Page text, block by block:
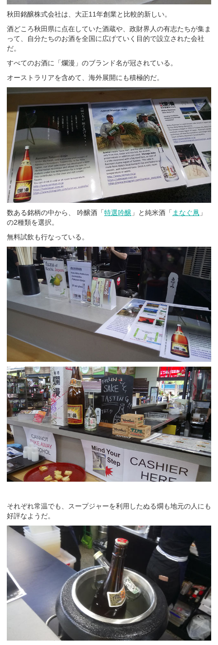
秋田銘醸株式会社は、大正11年創業と比較的新しい。
酒どころ秋田県に点在していた酒蔵や、政財界人の有志たちが集ま
って、自分たちのお酒を全国に広げていく目的で設立された会社
だ。
すべてのお酒に「爛漫」のブランド名が冠されている。
オーストラリアを含めて、海外展開にも積極的だ。
数ある銘柄の中から、 吟醸酒「特選吟醸 」と純米酒「 まなぐ凧 」
の2種類を選択。
無料試飲も行なっている。
それぞれ常温でも、スープジャーを利用したぬる燗も地元の人にも
好評なようだ。